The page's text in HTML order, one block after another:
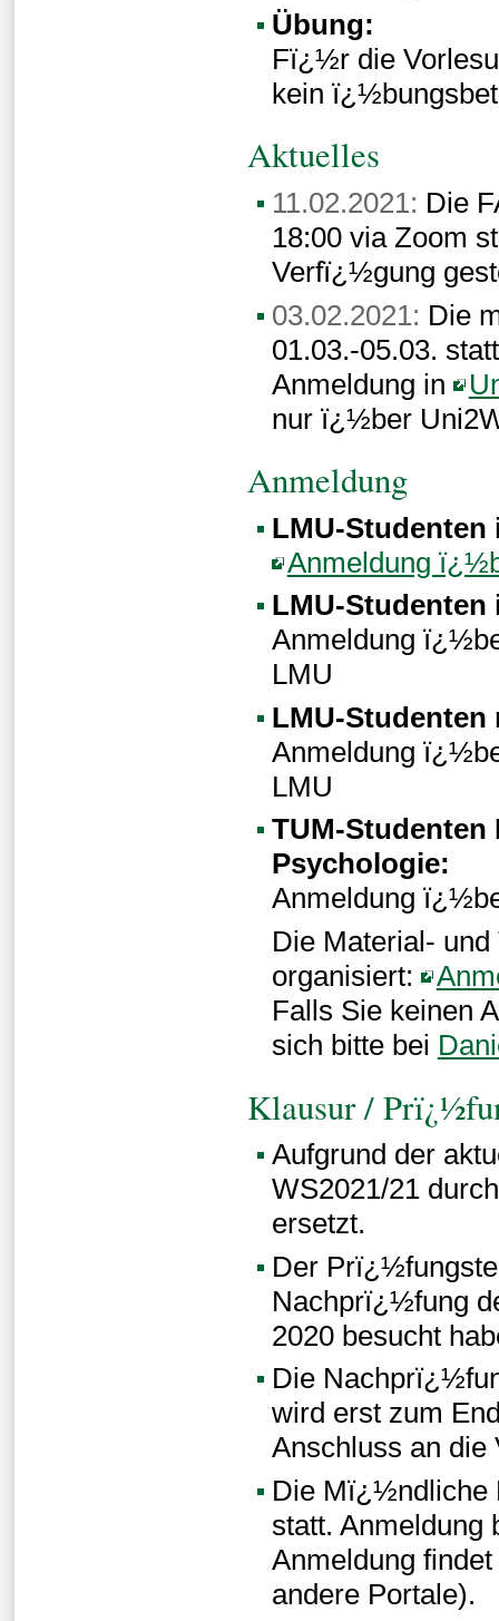
Übung:
Fï¿½r die
kein
Aktuelles
11.02.2021: Die
18:00 via Zoom
Verfï¿½gung
03.02.2021: Die
01.03.-05.03.
Anmeldung in
nur ï¿½ber
Anmeldung
LMU-Studenten
Anmeldung
LMU-
Anmeldung
LMU
LMU-
Anmeldung
LMU
TUM-
Psychologie:
Anmeldung
Die Material-
organisiert:
Falls Sie keinen
sich bitte bei
Klausur /
Aufgrund der
WS2021/21
ersetzt.
Der
Nachprï¿½fung
2020 besucht
Die
wird erst zum
Anschluss an die
Die Mï¿½ndliche
statt. Anmeldung
Anmeldung
andere Portale).